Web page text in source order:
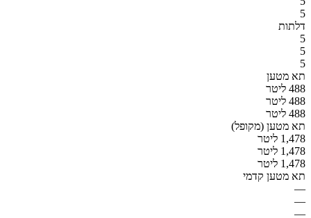
5
דלתות
5
5
5
תא מטען
488 ליטר
488 ליטר
488 ליטר
תא מטען (מקופל)
1,478 ליטר
1,478 ליטר
1,478 ליטר
תא מטען קדמי
—
—
—